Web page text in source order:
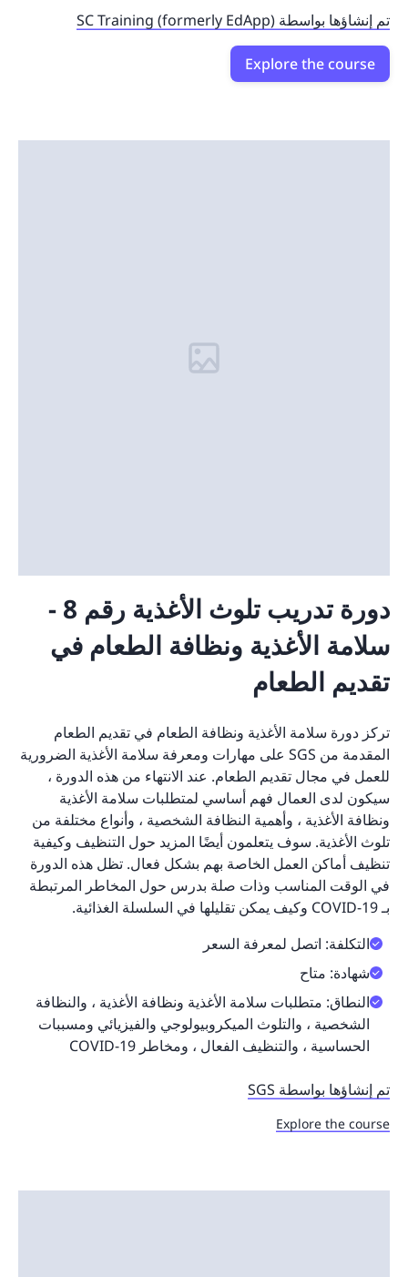
تم إنشاؤها بواسطة SC Training (formerly EdApp)
Explore the course
دورة تدريب تلوث الأغذية رقم 8 -
سلامة الأغذية ونظافة الطعام في
تقديم الطعام
تركز دورة سلامة الأغذية ونظافة الطعام في تقديم الطعام
المقدمة من SGS على مهارات ومعرفة سلامة الأغذية الضرورية
للعمل في مجال تقديم الطعام. عند الانتهاء من هذه الدورة ،
سيكون لدى العمال فهم أساسي لمتطلبات سلامة الأغذية
ونظافة الأغذية ، وأهمية النظافة الشخصية ، وأنواع مختلفة من
تلوث الأغذية. سوف يتعلمون أيضًا المزيد حول التنظيف وكيفية
تنظيف أماكن العمل الخاصة بهم بشكل فعال. تظل هذه الدورة
في الوقت المناسب وذات صلة بدرس حول المخاطر المرتبطة
بـ COVID-19 وكيف يمكن تقليلها في السلسلة الغذائية.
التكلفة: اتصل لمعرفة السعر
شهادة: متاح
النطاق: متطلبات سلامة الأغذية ونظافة الأغذية ، والنظافة
الشخصية ، والتلوث الميكروبيولوجي والفيزيائي ومسببات
الحساسية ، والتنظيف الفعال ، ومخاطر COVID-19
تم إنشاؤها بواسطة SGS
Explore the course